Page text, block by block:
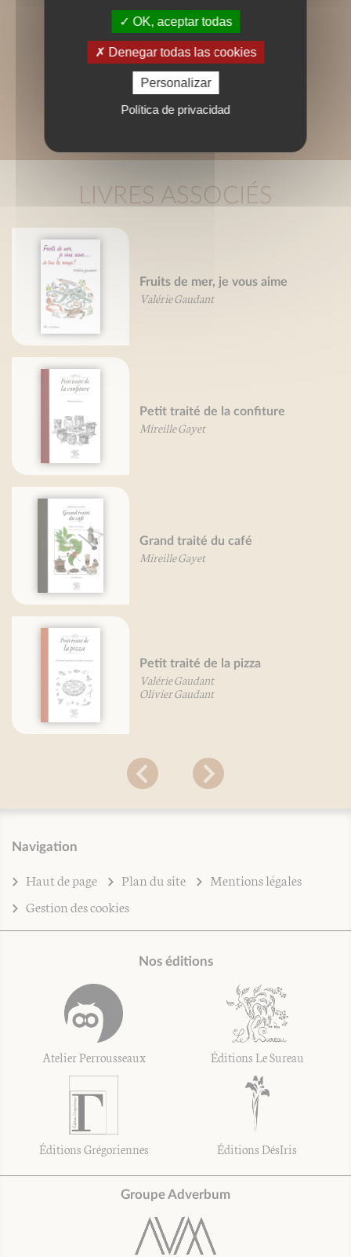
LIVRES ASSOCIÉS
Fruits de mer, je vous aime
Valérie Gaudant
Petit traité de la confiture
Mireille Gayet
Grand traité du café
Mireille Gayet
Petit traité de la pizza
Valérie Gaudant
Olivier Gaudant
Navigation
Haut de page Plan du site
Mentions légales
Gestion des cookies
Nos éditions
Atelier Perrousseaux Éditions Le Sureau
Éditions Grégoriennes Éditions DésIris
Groupe Adverbum
OK, aceptar todas
Denegar todas las cookies
Personalizar
Política de privacidad